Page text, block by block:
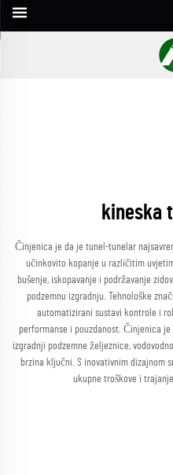
kineska
Činjenica je da je tunel-tunelar
učinkovito kopanje u različitim
bušenje, iskopavanje i podržavanje
podzemnu izgradnju. Tehnološke
automatizirani sustavi kontrole i
performanse i pouzdanost. Činjenica
izgradnji podzemne željeznice,
brzina ključni. S inovativnim dizajnom
ukupne troškove i